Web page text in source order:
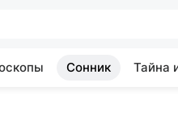
Сонник Тайна